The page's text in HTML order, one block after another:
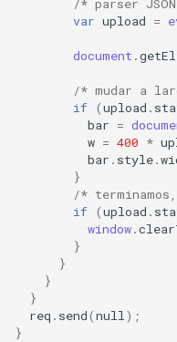
var upload =
document .
/* mudar a
if (upload .
bar =
w = 400 *
bar . style.
}
/*
if (upload .
window.
}
}
}
}
req . send(null );
}